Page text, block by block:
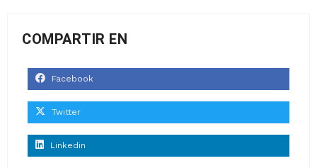
COMPARTIR EN
Facebook
Twitter
Linkedin